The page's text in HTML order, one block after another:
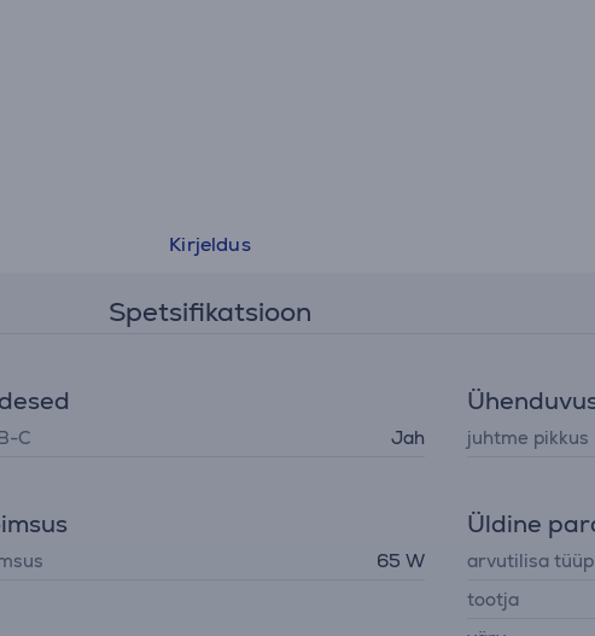
Kirjeldus
Spetsifikatsioon
C Jah
65 W
juhtme pikkus
Üldine
arvutilisa tüüp
tootja